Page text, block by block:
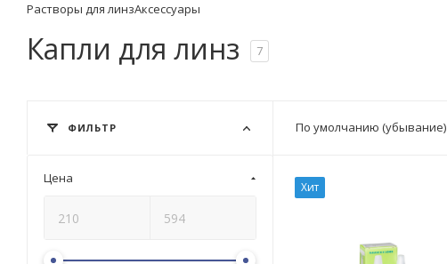
Растворы для линзАксессуары
Капли для линз 7
По умолчанию (убывание)
Хит
ФИЛЬТР
Цена